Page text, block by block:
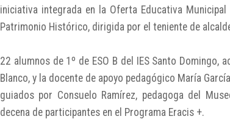
iniciativa integrada en la Oferta Educativa
Patrimonio Histórico, dirigida por el teniente de
22 alumnos de 1º de ESO B del IES Santo Domingo,
Blanco, y la docente de apoyo pedagógico María
guiados por Consuelo Ramírez, pedagoga del
decena de participantes en el Programa Eracis +.